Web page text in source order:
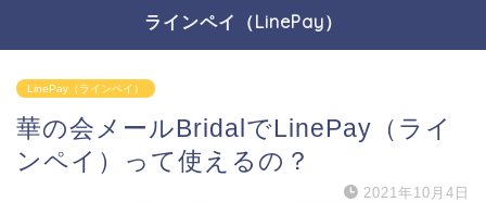
ラインペイ（LinePay）
LinePay（ラインペイ）
華の会メールBridalでLinePay（ライ
ンペイ）って使えるの？
2021年10月4日